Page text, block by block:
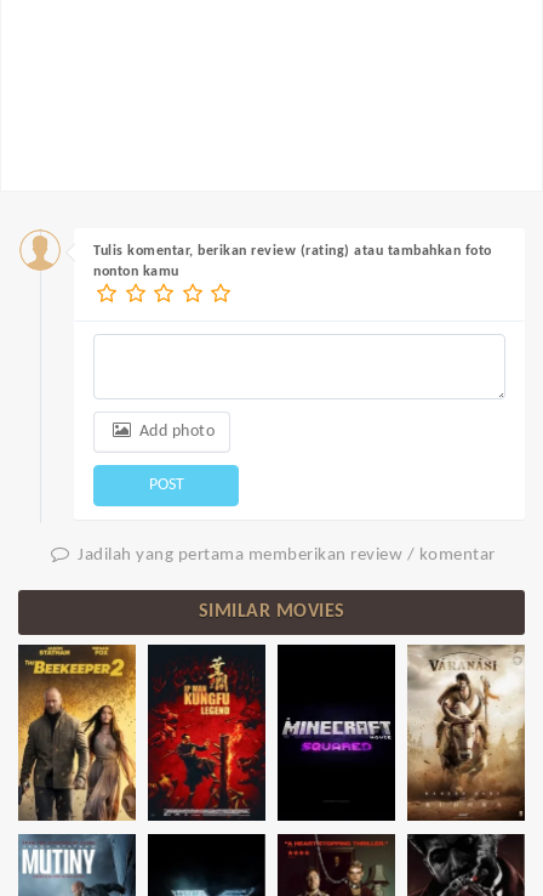
Tulis komentar, berikan review (rating) atau tambahkan foto
nonton kamu
Add photo
POST
Jadilah yang pertama memberikan review / komentar
SIMILAR MOVIES